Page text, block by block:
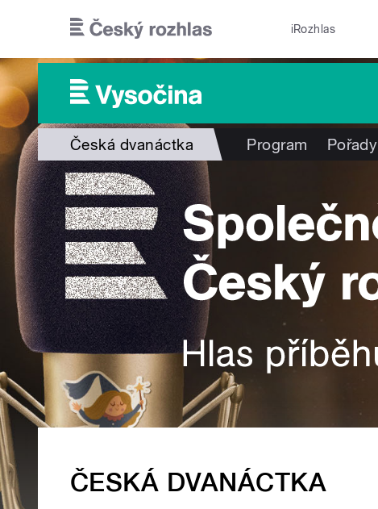
iRozhlas
Česká dvanáctka Program Pořady
ČESKÁ DVANÁCTKA